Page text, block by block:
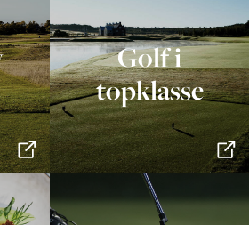
OS
Golf i
topklasse